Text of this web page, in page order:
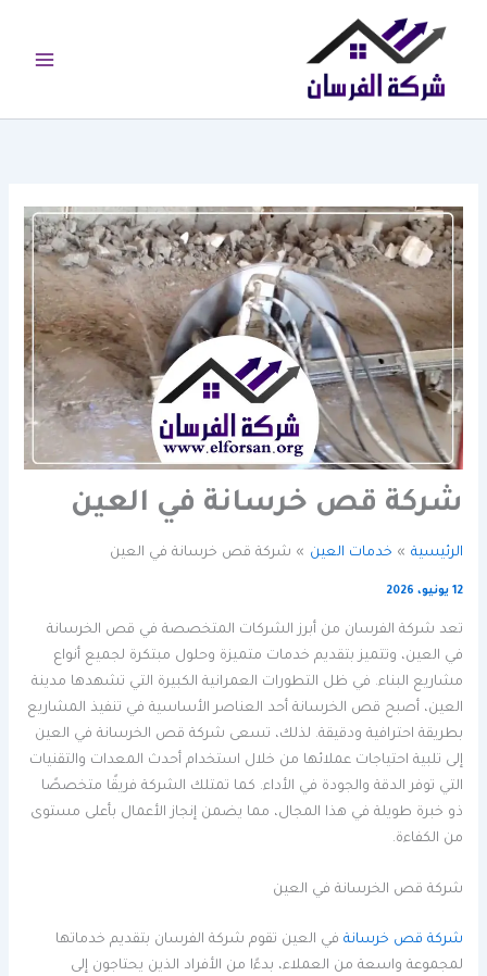
شركة قص خرسانة في العين
الرئيسية خدمات العين شركة قص خرسانة في العين
12 يونيو، 2026
تعد شركة الفرسان من أبرز الشركات المتخصصة في قص الخرسانة
في العين، وتتميز بتقديم خدمات متميزة وحلول مبتكرة لجميع أنواع
مشاريع البناء. في ظل التطورات العمرانية الكبيرة التي تشهدها مدينة
العين، أصبح قص الخرسانة أحد العناصر الأساسية في تنفيذ المشاريع
بطريقة احترافية ودقيقة. لذلك، تسعى شركة قص الخرسانة في العين
إلى تلبية احتياجات عملائها من خلال استخدام أحدث المعدات والتقنيات
التي توفر الدقة والجودة في الأداء. كما تمتلك الشركة فريقًا متخصصًا
ذو خبرة طويلة في هذا المجال، مما يضمن إنجاز الأعمال بأعلى مستوى
من الكفاءة.
شركة قص الخرسانة في العين
شركة قص خرسانة في العين تقوم شركة الفرسان بتقديم خدماتها
لمجموعة واسعة من العملاء، بدءًا من الأفراد الذين يحتاجون إلى